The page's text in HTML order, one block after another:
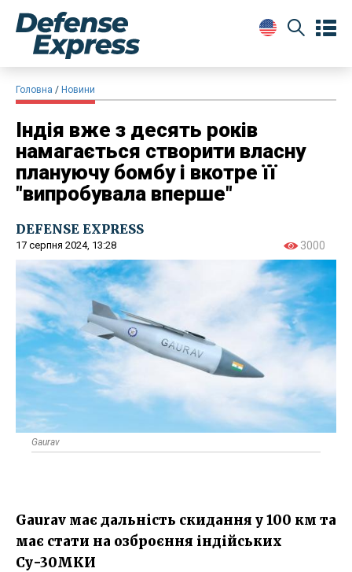
Головна Новини
Індія вже з десять років
намагається створити власну
плануючу бомбу і вкотре її
"випробувала вперше"
DEFENSE EXPRESS
17 серпня 2024, 13:28 3000
Gaurav
Gaurav має дальність скидання у 100 км та
має стати на озброєння індійських
Су-30МКИ